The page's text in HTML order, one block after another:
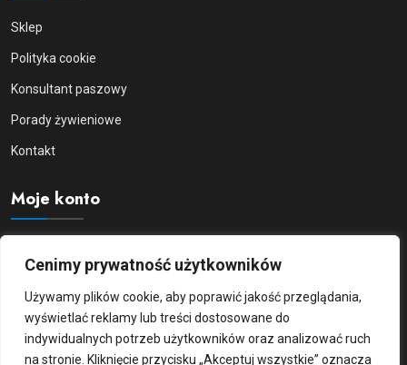
Cenimy prywatność użytkowników
Używamy plików cookie, aby poprawić jakość przeglądania,
wyświetlać reklamy lub treści dostosowane do
indywidualnych potrzeb użytkowników oraz analizować ruch
na stronie. Kliknięcie przycisku „Akceptuj wszystkie” oznacza
Sklep
Polityka cookie
Konsultant paszowy
Porady żywieniowe
Kontakt
Moje konto
Logowanie/Rejestracja
Zamówienia
Szczegóły konta